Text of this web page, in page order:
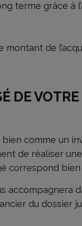
terme grâce à
montant de
DE
bien comme un
de réaliser
correspond
accompagnera
du dossier